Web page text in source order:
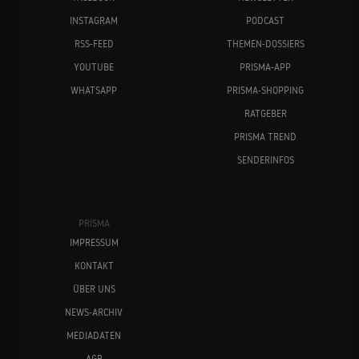
INSTAGRAM
RSS-FEED
YOUTUBE
WHATSAPP
PODCAST
THEMEN-DOSSIERS
PRISMA-APP
PRISMA-SHOPPING
RATGEBER
PRISMA TREND
SENDERINFOS
PRISMA
IMPRESSUM
KONTAKT
ÜBER UNS
NEWS-ARCHIV
MEDIADATEN